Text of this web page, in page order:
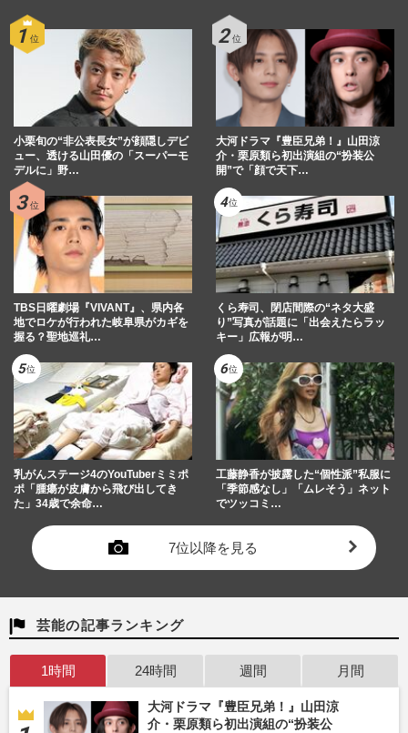
小栗旬の“非公表長女”が顔隠しデビ
ュー、透ける山田優の「スーパーモ
デルに」野…
大河ドラマ『豊臣兄弟！』山田涼
介・栗原類ら初出演組の“扮装公
開”で「顔で天下…
TBS日曜劇場『VIVANT』、県内各
地でロケが行われた岐阜県がカギを
握る？聖地巡礼…
くら寿司、閉店間際の“ネタ大盛
り”写真が話題に「出会えたらラッ
キー」広報が明…
乳がんステージ4のYouTuberミミポ
ポ「腫瘍が皮膚から飛び出してき
た」34歳で余命…
工藤静香が披露した“個性派”私服に
「季節感なし」「ムレそう」ネット
でツッコミ…
7位以降を見る
芸能の記事ランキング
1時間 24時間 週間 月間
大河ドラマ『豊臣兄弟！』山田涼
介・栗原類ら初出演組の“扮装公